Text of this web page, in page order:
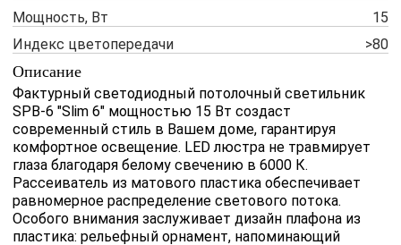
Мощность, Вт
15
Индекс цветопередачи
>80
Описание
Фактурный светодиодный потолочный светильник
SPB-6 "Slim 6" мощностью 15 Вт создаст
современный стиль в Вашем доме, гарантируя
комфортное освещение. LED люстра не травмирует
глаза благодаря белому свечению в 6000 К.
Рассеиватель из матового пластика обеспечивает
равномерное распределение светового потока.
Особого внимания заслуживает дизайн плафона из
пластика: рельефный орнамент, напоминающий